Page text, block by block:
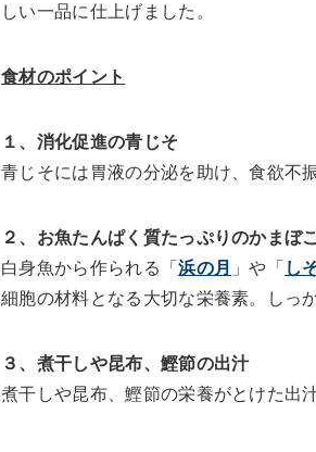
しい一品に仕上げました。
食材のポイント
１、消化促進の青じそ
青じそには胃液の分泌を助け、食欲不
２、お魚たんぱく質たっぷりのかまぼこ
白身魚から作られる「浜の月 」や「 し
細胞の材料となる大切な栄養素。しっ
３、煮干しや昆布、鰹節の出汁
煮干しや昆布、鰹節の栄養がとけた出